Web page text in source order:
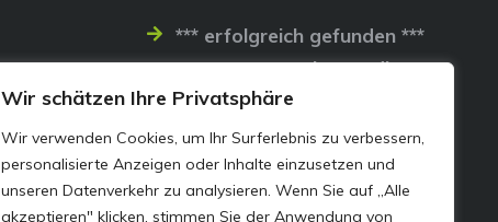
Wir schätzen Ihre Privatsphäre
Wir verwenden Cookies, um Ihr Surferlebnis zu verbessern,
personalisierte Anzeigen oder Inhalte einzusetzen und
unseren Datenverkehr zu analysieren. Wenn Sie auf „Alle
akzeptieren" klicken, stimmen Sie der Anwendung von
*** erfolgreich gefunden ***
Lass uns gemeinsam die
Straßen erobern…